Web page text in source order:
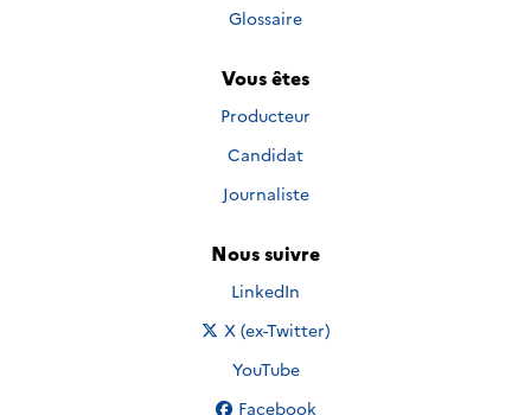
Glossaire
Vous êtes
Producteur
Candidat
Journaliste
Nous suivre
Nous suivre sur
LinkedIn
Nous suivre sur
X (ex-Twitter)
Nous suivre sur
YouTube
Nous suivre sur
Facebook